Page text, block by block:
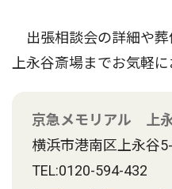
出張相談会の詳細や葬
上永谷斎場までお気軽に
京急メモリアル 上
横浜市港南区上永谷
TEL:0120-594-432